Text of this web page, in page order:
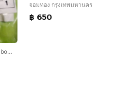
ลดราคาขายอะไหล่Kawasaki boss175 ชดยาวพักเท้าหน้าใหม่แท้ราคาอันละ260บาทหรือคู่ละ500บาทหรือสิ้นค้าอื่นก็มีครับาของแต่งโทรมาได้ครับมีอะไหล่อย่างอื่นด้วยอยากได้อะไหล่ส่งไปรษณีย
จอมทอง กรุงเทพมหานคร
฿ 650